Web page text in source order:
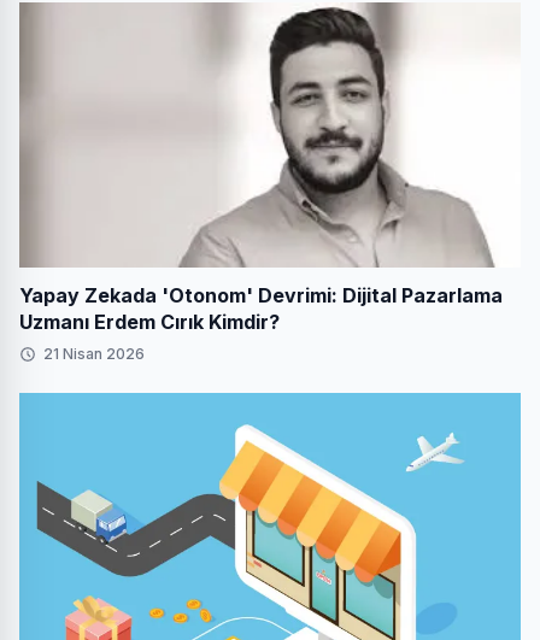
Yapay Zekada 'Otonom' Devrimi: Dijital Pazarlama
Uzmanı Erdem Cırık Kimdir?
21 Nisan 2026